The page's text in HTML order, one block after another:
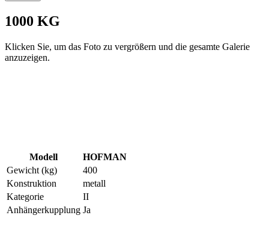
1000 KG
Klicken Sie, um das Foto zu vergrößern und die gesamte Galerie
anzuzeigen.
Modell
HOFMAN
Gewicht (kg)
400
Konstruktion
metall
Kategorie
II
Anhängerkupplung Ja